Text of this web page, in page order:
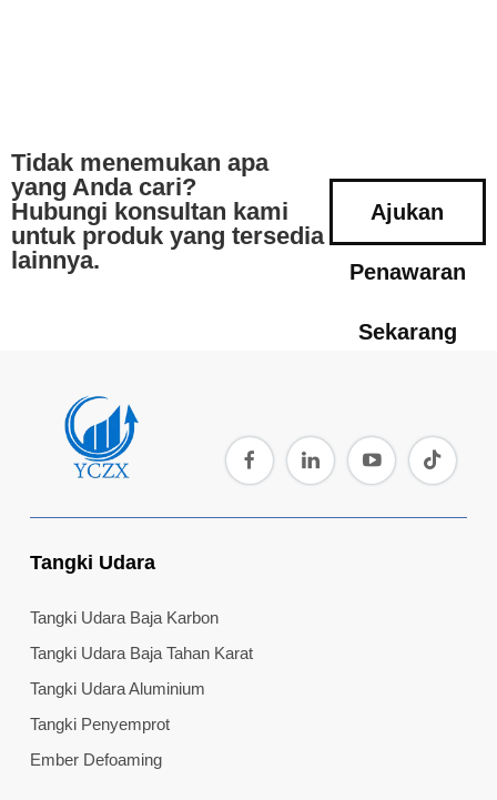
Tidak menemukan apa
yang Anda cari?
Hubungi konsultan kami
untuk produk yang tersedia
lainnya.
Ajukan
Penawaran
Sekarang
Tangki Udara
Tangki Udara Baja Karbon
Tangki Udara Baja Tahan Karat
Tangki Udara Aluminium
Tangki Penyemprot
Ember Defoaming